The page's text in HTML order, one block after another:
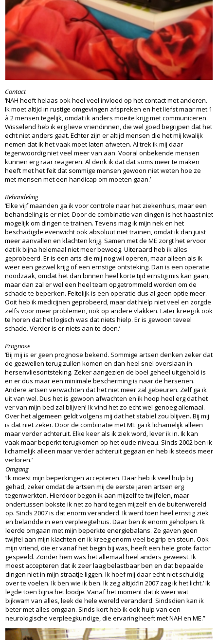
Contact
‘NAH heeft helaas ook heel veel invloed op het contact met anderen.
Ik moet altijd in rustige omgevingen afspreken en het liefst maar met 1
à 2 mensen tegelijk, omdat ik anders moeite krijg met communiceren.
Wisselend heb ik erg lieve vriendinnen, die wel goed begrijpen dat het
echt niet anders gaat. Echter zijn er altijd mensen die het mij kwalijk
nemen dat ik het vaak moet laten afweten. Al trek ik mij daar
tegenwoordig niet veel meer van aan. Vooral onbekende mensen
kunnen erg raar reageren. Al denk ik dat dat soms meer te maken
heeft met het feit dat sommige mensen gewoon niet weten hoe ze
met mensen met een handicap om moeten gaan.’
Behandeling
‘Elke vijf maanden ga ik voor controle naar het ziekenhuis, maar een
behandeling is er niet. Door de combinatie van dingen is het haast niet
mogelijk om dingen te trainen. Tevens mag ik mijn nek en het
beschadigde evenwicht ook absoluut niet trainen, omdat ik dan juist
meer aanvallen en klachten krijg. Samen met de ME zorgt het ervoor
dat ik bijna helemaal niet meer beweeg. Uiteraard heb ik alles
geprobeerd. Er is een arts die mij nog wil operen, maar alleen als ik
weer een gezwel krijg of een ernstige ontsteking. Dan is een operatie
noodzaak, omdat het dan binnen heel korte tijd ernstig mis kan gaan,
maar dan zal er wel een heel team opgetrommeld worden om de
schade te beperken. Feitelijk is een operatie dus al geen optie meer.
Ooit heb ik medicijnen geprobeerd, maar dat hielp niet veel en zorgde
zelfs voor meer problemen, ook op andere vlakken. Later kreeg ik ook
te horen dat het logisch was dat niets hielp. Er is gewoon teveel
schade. Verder is er niets aan te doen.’
Prognose
‘Bij mij is er geen prognose bekend. Sommige artsen denken zeker dat
de gezwellen terug zullen komen en dan heel snel overslaan in
hersenvliesontsteking. Zeker aangezien de boel geheel uitgehold is
en er dus maar een minimale bescherming is naar de hersenen.
Andere artsen verwachten dat het niet meer zal gebeuren. Zelf ga ik
uit van wel. Dus het is gewoon afwachten en ik hoop heel erg dat het
ver van mijn bed zal blijven! Ik vind het zo echt wel genoeg allemaal.
Over het algemeen geldt volgens mij dat het stabiel zou blijven. Bij mij
is dat niet zeker. Door de combinatie met ME ga ik lichamelijk alleen
maar verder achteruit. Elke keer als ik ziek word, lever ik in. Ik kan
vaak maar beperkt terugkomen op het oude niveau. Sinds 2002 ben ik
lichamelijk alleen maar verder achteruit gegaan en heb ik steeds meer
verloren.’
Omgang
‘Ik moest mijn beperkingen accepteren. Daar heb ik veel hulp bij
gehad, zeker omdat de artsen mij de eerste jaren artsen erg
tegenwerkten. Hierdoor begon ik aan mijzelf te twijfelen, maar
ondertussen bokste ik net zo hard tegen mijzelf en de buitenwereld
op. Sinds 2007 is dat enorm veranderd. Ik werd toen heel ernstig ziek
en belandde in een verpleegtehuis. Daar ben ik enorm geholpen. Ik
leerde omgaan met mijn beperkte energiebalans. Ze gaven geen
twijfel aan mijn klachten en ik kreeg enorm veel begrip en steun. Ook
mijn vriend, die er vanaf het begin bij was, heeft een hele grote factor
gespeeld. Zonder hem was het allemaal heel anders geweest. Ik
moest accepteren dat ik zeer laag belastbaar ben en dat bepaalde
dingen niet in mijn straatje liggen. Ik hoef mij daar echt niet schuldig
over te voelen. Ik ben wie ik ben. Ik zeg altijd:’In 2007 zag ik het licht.’ Ik
legde toen bijna het loodje. Vanaf het moment dat ik weer wat
bijkwam van alles, leek de hele wereld veranderd. Sindsdien kan ik
beter met alles omgaan. Sinds kort heb ik ook hulp van een
neurologische verpleegkundige, die ervaring heeft met NAH en ME.”